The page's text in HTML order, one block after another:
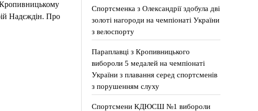
Надєждін. Про
Спортсменка з Олександрії здобула дві
золоті нагороди на чемпіонаті України
з велоспорту
Параплавці з Кропивницького
вибороли 5 медалей на чемпіонаті
України з плавання серед спортсменів
з порушенням слуху
Спортсмени КДЮСШ №1 вибороли